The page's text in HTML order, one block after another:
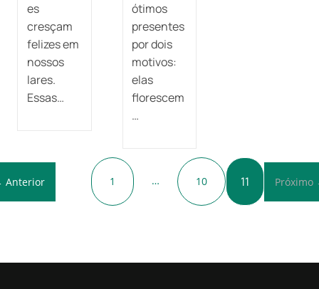
es
cresçam
felizes em
nossos
lares.
Essas…
ótimos
presentes
por dois
motivos:
elas
florescem
…
Anterior 1 … 10 11 Próximo